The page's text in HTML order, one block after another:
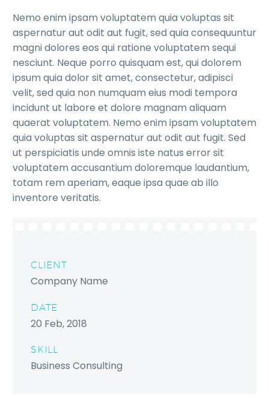
Nemo enim ipsam voluptatem quia voluptas sit
aspernatur aut odit aut fugit, sed quia consequuntur
magni dolores eos qui ratione voluptatem sequi
nesciunt. Neque porro quisquam est, qui dolorem
ipsum quia dolor sit amet, consectetur, adipisci
velit, sed quia non numquam eius modi tempora
incidunt ut labore et dolore magnam aliquam
quaerat voluptatem. Nemo enim ipsam voluptatem
quia voluptas sit aspernatur aut odit aut fugit. Sed
ut perspiciatis unde omnis iste natus error sit
voluptatem accusantium doloremque laudantium,
totam rem aperiam, eaque ipsa quae ab illo
inventore veritatis.
CLIENT
Company Name
DATE
20 Feb, 2018
SKILL
Business Consulting